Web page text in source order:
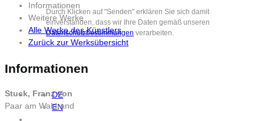
Durch Klicken auf "Senden" erklären Sie sich damit
einverstanden, dass wir Ihre Daten gemäß unseren
Datenschutzbestimmungen verarbeiten.
DE
EN
Informationen
Weitere Werke
Alle Werke des Künstlers
Zurück zur Werksübersicht
Informationen
Stuck, Franz von
Paar am Waldrand